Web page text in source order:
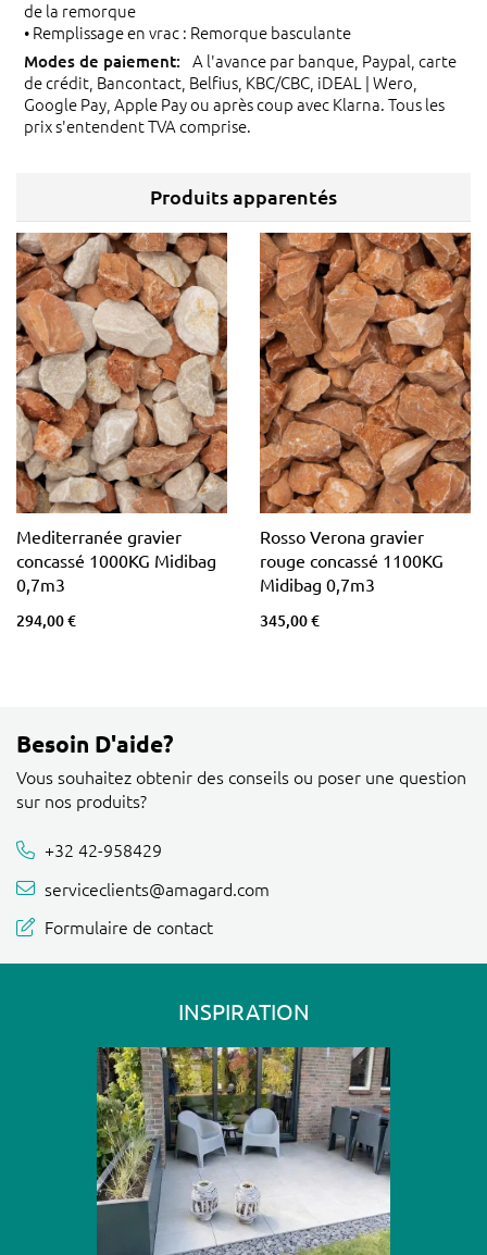
de la remorque
• Remplissage en vrac : Remorque basculante
A l'avance par banque, Paypal, carte
de crédit, Bancontact, Belfius, KBC/CBC, iDEAL | Wero,
Google Pay, Apple Pay ou après coup avec Klarna. Tous les
prix s'entendent TVA comprise.
Produits apparentés
Mediterranée gravier
concassé 1000KG Midibag
0,7m3
294,00 €
Rosso Verona gravier
rouge concassé 1100KG
Midibag 0,7m3
345,00 €
Besoin D'aide?
Vous souhaitez obtenir des conseils ou poser une question
sur nos produits?
+32 42-958429
serviceclients@amagard.com
Formulaire de contact
INSPIRATION